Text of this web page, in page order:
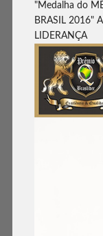
"Medalha do
BRASIL 2016"
LIDERANÇA